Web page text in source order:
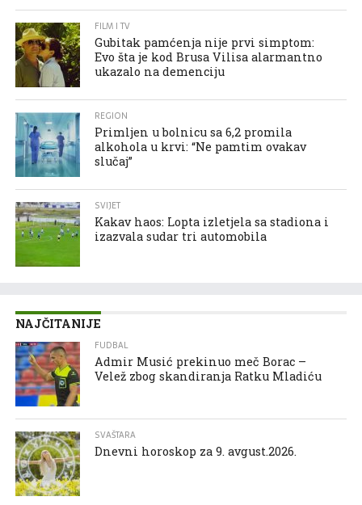
FILM I TV
Gubitak pamćenja nije prvi simptom:
Evo šta je kod Brusa Vilisa alarmantno
ukazalo na demenciju
REGION
Primljen u bolnicu sa 6,2 promila
alkohola u krvi: “Ne pamtim ovakav
slučaj”
SVIJET
Kakav haos: Lopta izletjela sa stadiona i
izazvala sudar tri automobila
NAJČITANIJE
FUDBAL
Admir Musić prekinuo meč Borac –
Velež zbog skandiranja Ratku Mladiću
SVAŠTARA
Dnevni horoskop za 9. avgust.2026.